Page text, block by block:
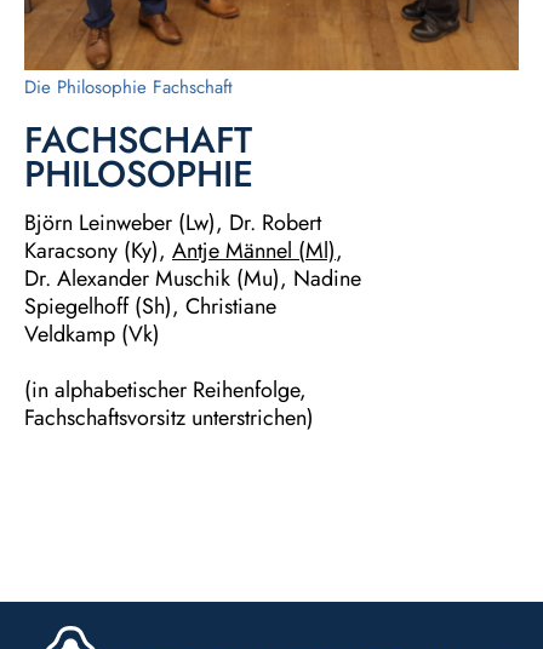
Die Philosophie Fachschaft
FACHSCHAFT
PHILOSOPHIE
Björn Leinweber (Lw), Dr. Robert
Karacsony (Ky), Antje Männel (Ml),
Dr. Alexander Muschik (Mu), Nadine
Spiegelhoff (Sh), Christiane
Veldkamp (Vk)
(in alphabetischer Reihenfolge,
Fachschaftsvorsitz unterstrichen)